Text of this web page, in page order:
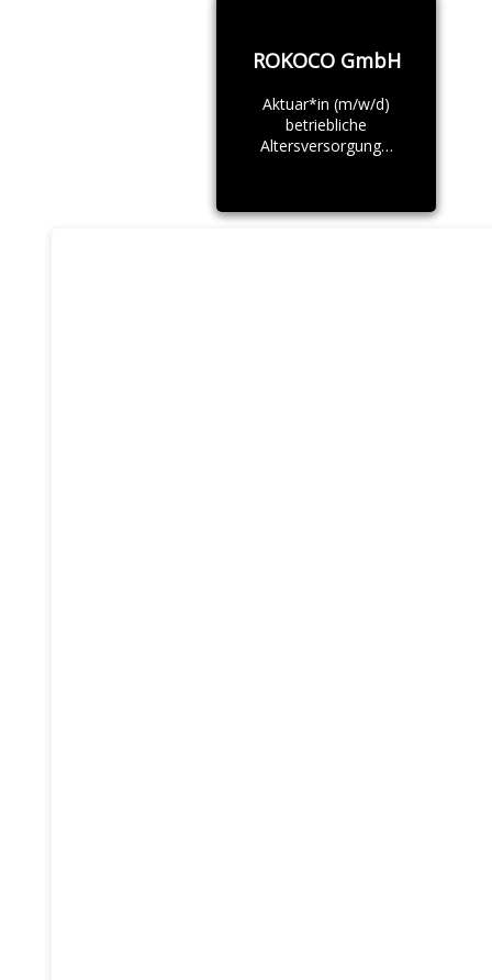
ROKOCO GmbH
Aktuar*in (m/w/d)
betriebliche
Altersversorgung…